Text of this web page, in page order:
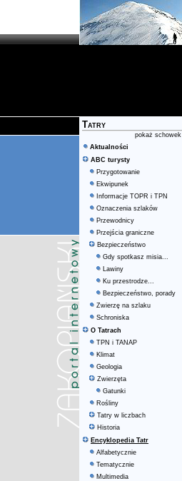
Tatry
pokaż schowek
Aktualności
ABC turysty
Przygotowanie
Ekwipunek
Informacje TOPR i TPN
Oznaczenia szlaków
Przewodnicy
Przejścia graniczne
Bezpieczeństwo
Gdy spotkasz misia...
Lawiny
Ku przestrodze...
Bezpieczeństwo, porady
Zwierzę na szlaku
Schroniska
O Tatrach
TPN i TANAP
Klimat
Geologia
Zwierzęta
Gatunki
Rośliny
Tatry w liczbach
Historia
Encyklopedia Tatr
Alfabetycznie
Tematycznie
Multimedia